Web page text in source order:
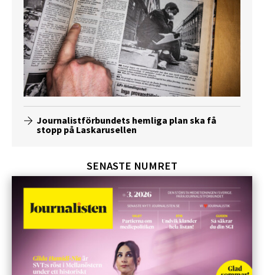
Journalistförbundets hemliga plan ska få
stopp på Laskarusellen
SENASTE NUMRET